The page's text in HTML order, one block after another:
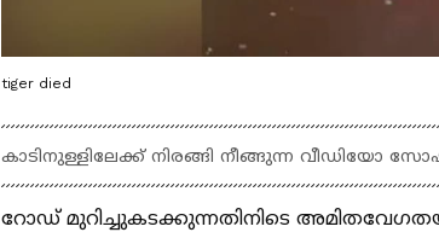
tiger died
കാടിനുള്ളിലേക്ക് നിരങ്ങി നീങ്ങുന്ന വീഡിയോ
റോഡ് മുറിച്ചുകടക്കുന്നതിനിടെ